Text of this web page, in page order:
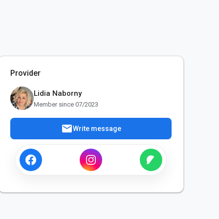
Provider
Lidia Naborny
Member since 07/2023
mailWrite message